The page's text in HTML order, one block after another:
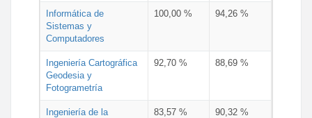
Informática de
Sistemas y
Computadores
100,00 % 94,26 %
Ingeniería Cartográfica
Geodesia y
Fotogrametría
92,70 % 88,69 %
Ingeniería de la
83,57 % 90,32 %